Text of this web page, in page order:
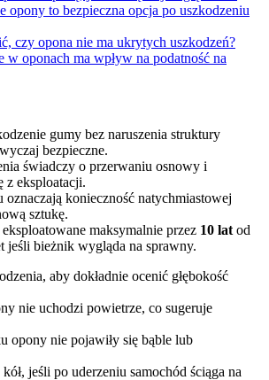
opony to bezpieczna opcja po uszkodzeniu
czy opona nie ma ukrytych uszkodzeń?
w oponach ma wpływ na podatność na
gumy bez naruszenia struktury
bezpieczne.
świadczy o przerwaniu osnowy i
z eksploatacji.
konieczność natychmiastowej
sztukę.
maksymalnie przez 10 lat od
jeśli bieżnik wygląda na sprawny.
aby dokładnie ocenić głębokość
nie uchodzi powietrze, co sugeruje
opony nie pojawiły się bąble lub
jeśli po uderzeniu samochód ściąga na